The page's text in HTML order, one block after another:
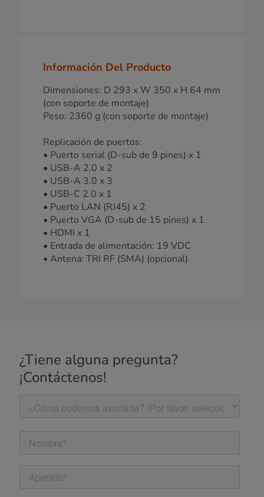
Información Del Producto
Dimensiones: D 293 x W 350 x H 64 mm
(con soporte de montaje)
Peso: 2360 g (con soporte de montaje)
Replicación de puertos:
• Puerto serial (D-sub de 9 pines) x 1
• USB-A 2.0 x 2
• USB-A 3.0 x 3
• USB-C 2.0 x 1
• Puerto LAN (RJ45) x 2
• Puerto VGA (D-sub de 15 pines) x 1
• HDMI x 1
• Entrada de alimentación: 19 VDC
• Antena: TRI RF (SMA) (opcional)
¿Tiene alguna pregunta?
¡Contáctenos!